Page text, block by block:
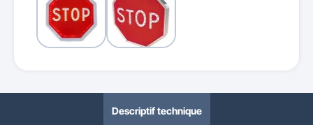
Descriptif technique